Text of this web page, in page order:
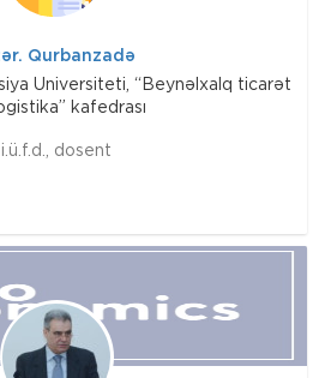
Qurbanzadə
Universiteti, “Beynəlxalq ticarət
kafedrası
i.ü.f.d., dosent